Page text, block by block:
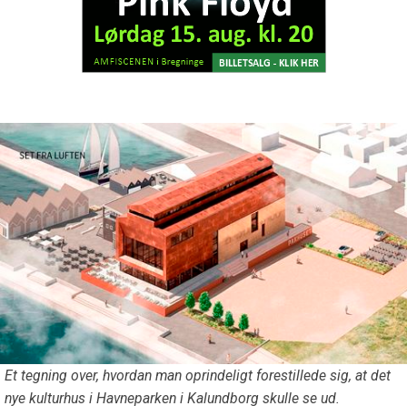
Et tegning over, hvordan man oprindeligt forestillede sig, at det
nye kulturhus i Havneparken i Kalundborg skulle se ud.